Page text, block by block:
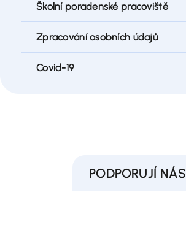
Školní poradenské pracoviště
Zpracování osobních údajů
Covid-19
PODPORUJÍ NÁS